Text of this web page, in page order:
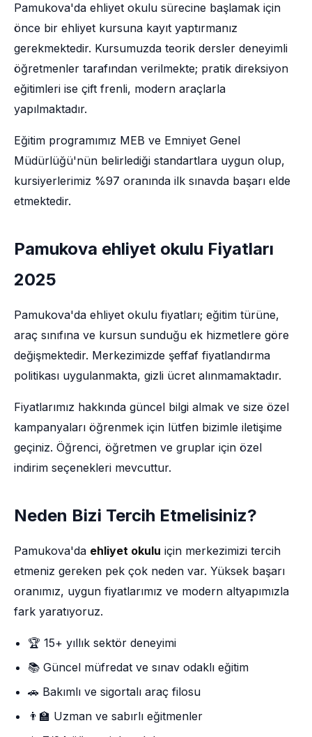
Pamukova'da ehliyet okulu sürecine başlamak için
önce bir ehliyet kursuna kayıt yaptırmanız
gerekmektedir. Kursumuzda teorik dersler deneyimli
öğretmenler tarafından verilmekte; pratik direksiyon
eğitimleri ise çift frenli, modern araçlarla
yapılmaktadır.
Eğitim programımız MEB ve Emniyet Genel
Müdürlüğü'nün belirlediği standartlara uygun olup,
kursiyerlerimiz %97 oranında ilk sınavda başarı elde
etmektedir.
Pamukova ehliyet okulu Fiyatları
2025
Pamukova'da ehliyet okulu fiyatları; eğitim türüne,
araç sınıfına ve kursun sunduğu ek hizmetlere göre
değişmektedir. Merkezimizde şeffaf fiyatlandırma
politikası uygulanmakta, gizli ücret alınmamaktadır.
Fiyatlarımız hakkında güncel bilgi almak ve size özel
kampanyaları öğrenmek için lütfen bizimle iletişime
geçiniz. Öğrenci, öğretmen ve gruplar için özel
indirim seçenekleri mevcuttur.
Neden Bizi Tercih Etmelisiniz?
Pamukova'da ehliyet okulu için merkezimizi tercih
etmeniz gereken pek çok neden var. Yüksek başarı
oranımız, uygun fiyatlarımız ve modern altyapımızla
fark yaratıyoruz.
🏆 15+ yıllık sektör deneyimi
📚 Güncel müfredat ve sınav odaklı eğitim
🚗 Bakımlı ve sigortalı araç filosu
👨‍🏫 Uzman ve sabırlı eğitmenler